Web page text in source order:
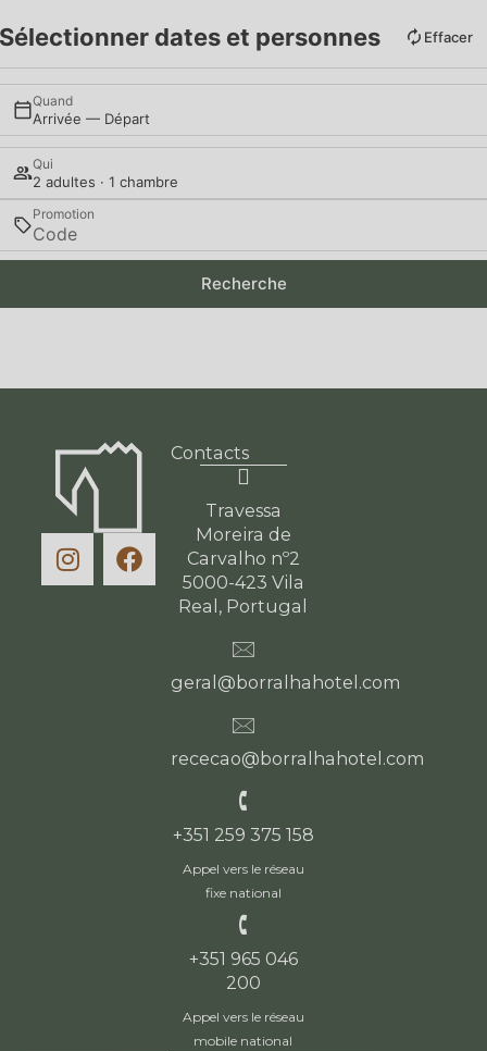
Sélectionner dates et personnes Effacer
Quand
Arrivée — Départ
Qui
2 adultes · 1 chambre
Promotion
Recherche
Contacts
Travessa
Moreira de
Carvalho nº2
5000-423 Vila
Real, Portugal
geral@borralhahotel.com
rececao@borralhahotel.com
+351 259 375 158
Appel vers le réseau
fixe national
+351 965 046
200
Appel vers le réseau
mobile national